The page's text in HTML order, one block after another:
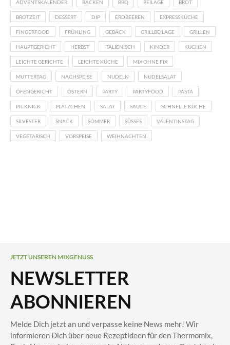
ADVENTSKALENDER BACKEN BBQ BEILAGE BROT
BROTZEIT DESSERT DIP ERDBEEREN EXPRESSKÜCHE
FINGERFOOD FRÜHLING GEBÄCK GRILLBEILAGE GRILLEN
HAUPTGERICHT HERBST ITALIENISCH KINDER KUCHEN
LEICHTE GERICHTE LEICHTE KÜCHE MIX OHNE FIX
MUTTERTAG NACHSPEISE NUDELN NUDELSALAT
OFENGERICHT OSTERN PARTY PARTYFOOD PASTA
PICKNICK PLÄTZCHEN SALAT SAUCE SCHNELLE KÜCHE
SILVESTER SNACK SOMMER SÜSSES VALENTINSTAG
VEGETARISCH VORSPEISE WEIHNACHTEN
JETZT UNSEREN MIXGENUSS
NEWSLETTER
ABONNIEREN
Melde Dich jetzt an und verpasse keine News mehr! Wir
informieren Dich über neue Rezeptideen für den Thermomix,